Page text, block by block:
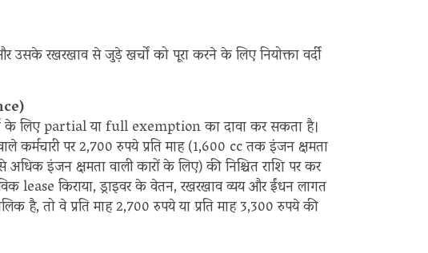
रखरखाव से जुड़े खर्चों को पूरा करने के लिए नियोक्ता वर्दी
के लिए partial या full exemption का दावा कर सकता है।
पर 2,700 रुपये प्रति माह (1,600 cc तक इंजन क्षमता
इंजन क्षमता वाली कारों के लिए) की निश्चित राशि पर कर
lease किराया, ड्राइवर के वेतन, रखरखाव व्यय और ईंधन लागत
है, तो वे प्रति माह 2,700 रुपये या प्रति माह 3,300 रुपये की